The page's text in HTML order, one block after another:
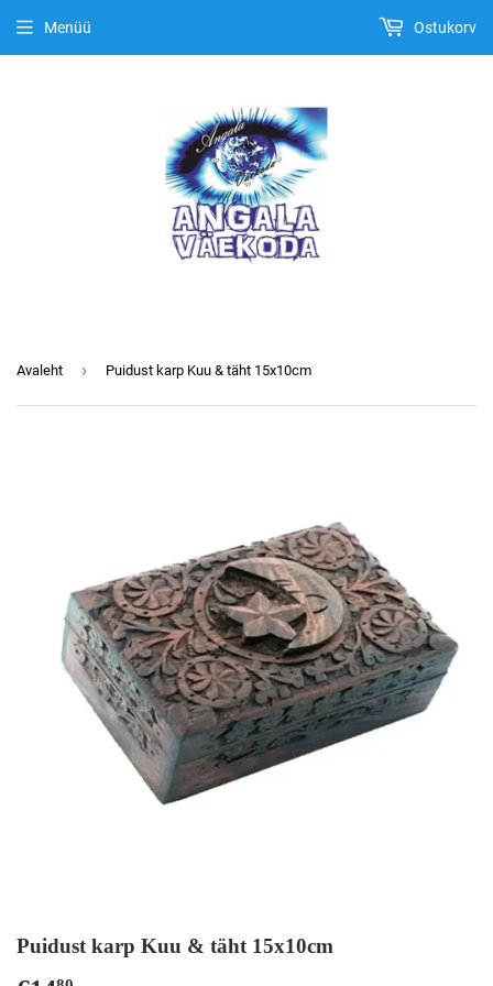
Menüü Ostukorv
Avaleht › Puidust karp Kuu & täht 15x10cm
Puidust karp Kuu & täht 15x10cm